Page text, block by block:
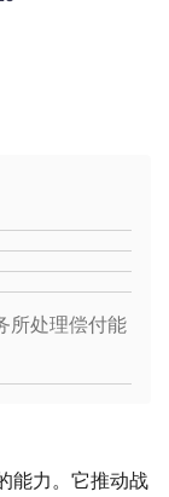
所处理偿付能
能力。它推动战